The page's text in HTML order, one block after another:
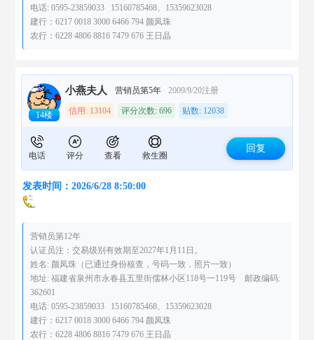
电话: 0595-23859033 15160785468、15359623028
建行：6217 0018 3000 6466 794 颜凤珠
农行：6228 4806 8816 7479 676 王日晶
14楼
小燕夫人 营销员第5年 2009/9/20注册
信用: 13104 评分次数: 696 贴数: 12038
电话 评分 查看 救生圈
回复
发表时间：2026/6/28 8:50:00
营销员第12年
认证员注：交易级别有效期至2027年1月11日。
姓名: 颜凤珠（已通过身份核查，号码一致，照片一致）
地址: 福建省泉州市永春县五里街儒林小区118号一119号 邮政编码:
362601
电话: 0595-23859033 15160785468、15359623028
建行：6217 0018 3000 6466 794 颜凤珠
农行：6228 4806 8816 7479 676 王日晶